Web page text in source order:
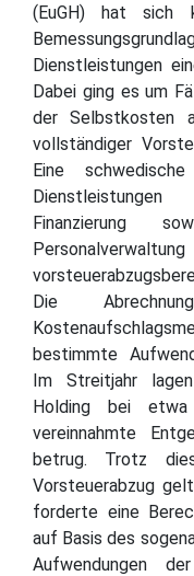
(EuGH) hat sich
Dienstleistungen
Dabei ging es um
der Selbstkosten
vollständiger
Eine
Finanzierung
Die
bestimmte
Im Streitjahr
Holding bei
vereinnahmte
betrug. Trotz
Vorsteuerabzug
forderte eine
auf Basis des
Aufwendungen